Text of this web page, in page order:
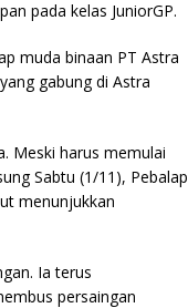
pada kelas JuniorGP.
muda binaan PT Astra
gabung di Astra
Meski harus memulai
Sabtu (1/11), Pebalap
menunjukkan
Ia terus
persaingan